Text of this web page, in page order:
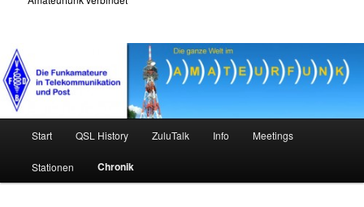
Start QSL History ZuluTalk Info Meetings
Stationen Chronik